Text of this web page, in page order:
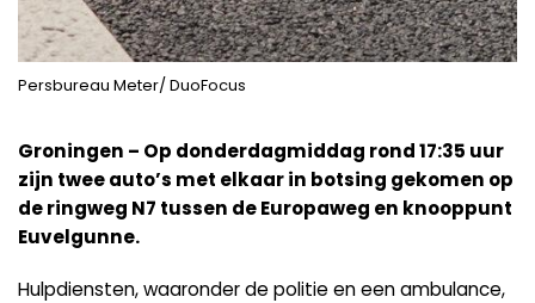
Persbureau Meter/ DuoFocus
Groningen – Op donderdagmiddag rond 17:35 uur
zijn twee auto’s met elkaar in botsing gekomen op
de ringweg N7 tussen de Europaweg en knooppunt
Euvelgunne.
Hulpdiensten, waaronder de politie en een ambulance,